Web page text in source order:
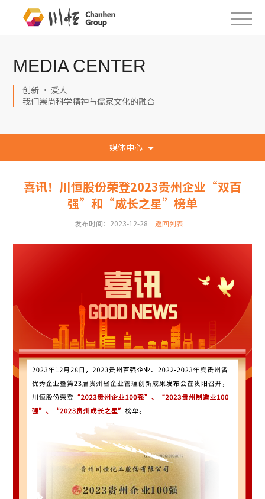
MEDIA CENTER
创新 · 爱人
我们崇尚科学精神与儒家文化的融合
媒体中心
喜讯！川恒股份荣登2023贵州企业“双百
强”和“成长之星”榜单
发布时间：2023-12-28 返回列表